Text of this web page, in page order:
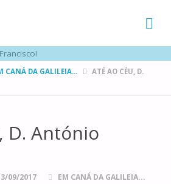
CANÁ DA GALILEIA...
ATÉ AO CÉU, D.
D. António
09/2017 EM CANÁ DA GALILEIA...